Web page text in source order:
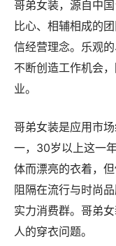
哥弟女装，源自中
比心、相辅相成的
信经营理念。乐观
不断创造工作机会
业。
哥弟女装是应用市
一，30岁以上这一
体而漂亮的衣着，
阻隔在流行与时尚
实力消费群。哥弟
人的穿衣问题。